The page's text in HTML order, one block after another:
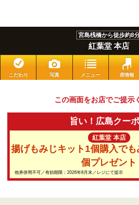
宮島桟橋から徒歩約8
紅葉堂 本店
こだわり 写真 メニュー 席情報
この画面をお店でご提示
旨い！広島クー
紅葉堂 本店
揚げもみじキット1個購入で
個プレゼント
他券併用不可／有効期限：2026年8月末／レジにて提示